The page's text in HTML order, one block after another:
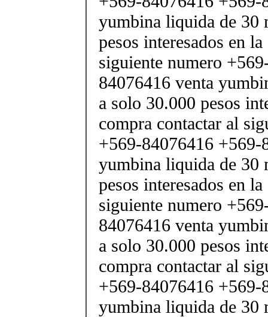
yumbina liquida de 30
pesos interesados en
siguiente numero
84076416 venta
a solo 30.000 pesos
compra contactar al
+569-84076416 +569-
yumbina liquida de 30
pesos interesados en
siguiente numero
84076416 venta
a solo 30.000 pesos
compra contactar al
+569-84076416 +569-
yumbina liquida de 30